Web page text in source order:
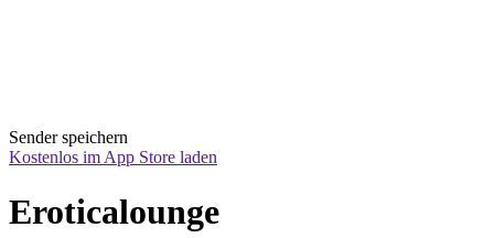
Sender speichern
Kostenlos im App Store laden
Eroticalounge